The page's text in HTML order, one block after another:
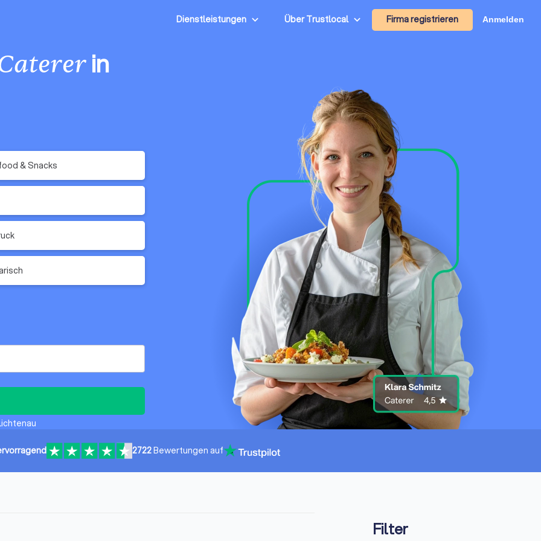
Dienstleistungen Über Trustlocal Firma registrieren Anmelden
in
& Snacks
2722Bewertungen auf
Filter